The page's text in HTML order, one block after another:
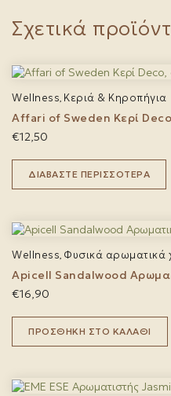
Σχετικά
Wellness, Κεριά & Κηροπήγια
Affari of Sweden Κερί
€12,50
ΔΙΑΒΆΣΤΕ ΠΕΡΙΣΣΌΤΕΡΑ
Wellness, Φυσικά αρωματικά
Apicell Sandalwood
€16,90
ΠΡΟΣΘΉΚΗ ΣΤΟ ΚΑΛΆΘΙ